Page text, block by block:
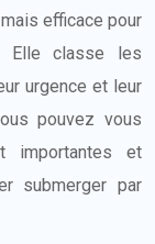
efficace pour
Elle classe les
urgence et leur
pouvez vous
importantes et
submerger par